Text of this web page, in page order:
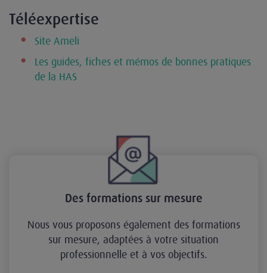
Téléexpertise
Site Ameli
Les guides, fiches et mémos de bonnes pratiques
de la HAS
Des formations sur mesure
Nous vous proposons également des formations
sur mesure, adaptées à votre situation
professionnelle et à vos objectifs.